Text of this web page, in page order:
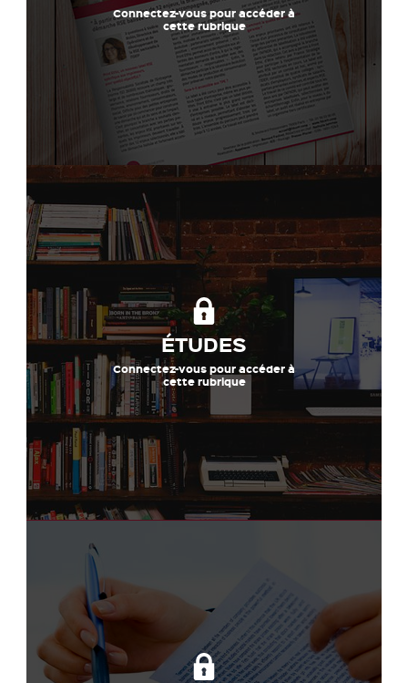
Connectez-vous pour accéder à
cette rubrique
ÉTUDES
Connectez-vous pour accéder à
cette rubrique